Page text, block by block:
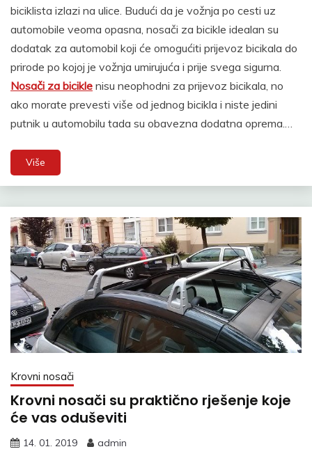
biciklista izlazi na ulice. Budući da je vožnja po cesti uz
automobile veoma opasna, nosači za bicikle idealan su
dodatak za automobil koji će omogućiti prijevoz bicikala do
prirode po kojoj je vožnja umirujuća i prije svega sigurna.
Nosači za bicikle nisu neophodni za prijevoz bicikala, no
ako morate prevesti više od jednog bicikla i niste jedini
putnik u automobilu tada su obavezna dodatna oprema.…
Više
Krovni nosači
Krovni nosači su praktično rješenje koje
će vas oduševiti
14. 01. 2019 admin